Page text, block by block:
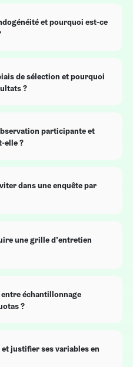
et pourquoi est-ce
de sélection et pourquoi
?
participante et
elle ?
dans une enquête par
une grille d’entretien
échantillonnage
?
justifier ses variables en